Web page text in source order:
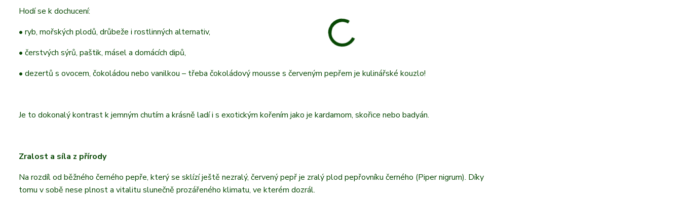
Hodí se k dochucení:
• ryb, mořských plodů, drůbeže i rostlinných alternativ,
• čerstvých sýrů, paštik, másel a domácích dipů,
• dezertů s ovocem, čokoládou nebo vanilkou – třeba čokoládový mousse s červeným pepřem je kulinářské kouzlo!
Je to dokonalý kontrast k jemným chutím a krásně ladí i s exotickým kořením jako je kardamom, skořice nebo badyán.
Zralost a síla z přírody
Na rozdíl od běžného černého pepře, který se sklízí ještě nezralý, červený pepř je zralý plod pepřovníku černého (Piper nigrum). Díky
tomu v sobě nese plnost a vitalitu slunečně prozářeného klimatu, ve kterém dozrál.